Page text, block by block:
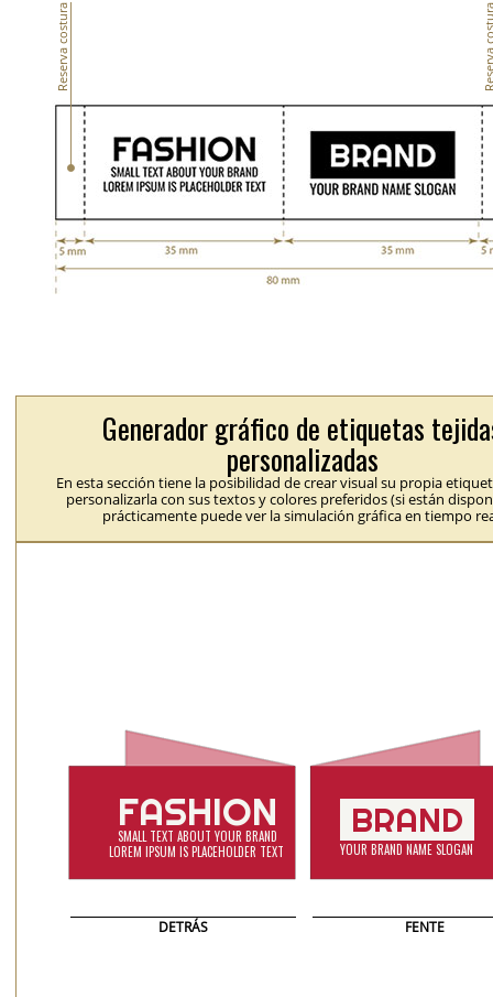
Reserva costura
Generador gráfico de etiquetas
personalizadas
En esta sección tiene la posibilidad de crear visual su propia
personalizarla con sus textos y colores preferidos (si están
prácticamente puede ver la simulación gráfica en tiempo
FENTE
DETRÁS